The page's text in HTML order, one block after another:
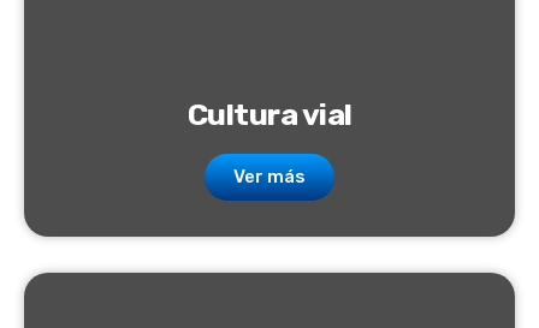
Cultura vial
Ver más